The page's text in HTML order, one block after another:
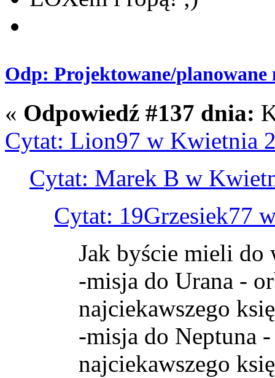
Odp: Projektowane/
« Odpowiedź #137 dnia:
Cytat: Lion97 w Kwietnia
Cytat: Marek B w
Cytat: 19Grzesiek77
Jak byście mieli do
-misja do Urana -
najciekawszego
-misja do Neptuna
najciekawszego